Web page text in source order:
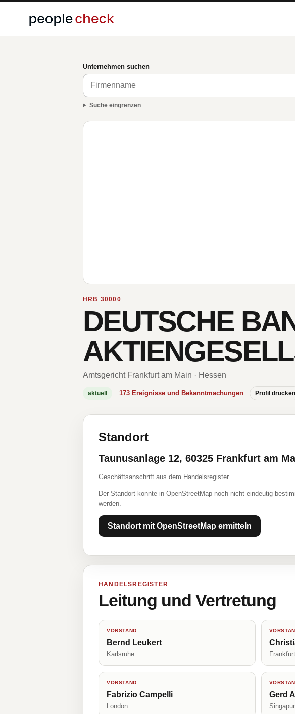
Unternehmen suchen
Suche eingrenzen
HRB 30000
DEUTSCHE
Amtsgericht Frankfurt am Main · Hessen
aktuell 173 Ereignisse und Bekanntmachungen Profil drucken
Standort
Taunusanlage 12, 60325 Frankfurt am
Geschäftsanschrift aus dem Handelsregister
Der Standort konnte in OpenStreetMap noch nicht eindeutig
werden.
Standort mit OpenStreetMap ermitteln
HANDELSREGISTER
Leitung und Vertretung
VORSTAND
Bernd Leukert
Karlsruhe
VORSTAND
Fabrizio Campelli
London
Gerd
Singapur